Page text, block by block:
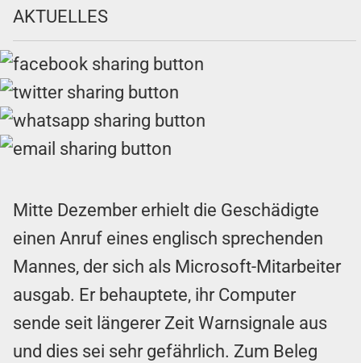
AKTUELLES
Mitte Dezember erhielt die Geschädigte
einen Anruf eines englisch sprechenden
Mannes, der sich als Microsoft-Mitarbeiter
ausgab. Er behauptete, ihr Computer
sende seit längerer Zeit Warnsignale aus
und dies sei sehr gefährlich. Zum Beleg